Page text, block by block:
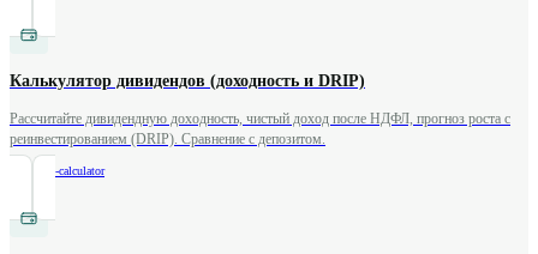
Калькулятор дивидендов (доходность и DRIP)
Рассчитайте дивидендную доходность, чистый доход после НДФЛ, прогноз роста с
реинвестированием (DRIP). Сравнение с депозитом.
dividend-calculator